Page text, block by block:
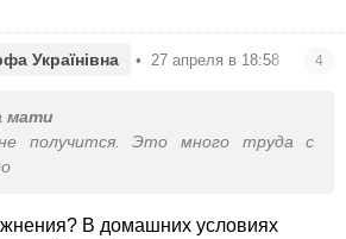
Українівна • 27 апреля в 18:58 4
мати
получится. Это много труда с
В домашних условиях